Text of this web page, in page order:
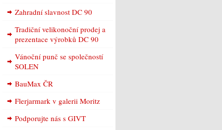
Zahradní slavnost DC 90
Tradiční velikonoční prodej a
prezentace výrobků DC 90
Vánoční punč se společností
SOLEN
BauMax ČR
Flerjarmark v galerii Moritz
Podporujte nás s GIVT